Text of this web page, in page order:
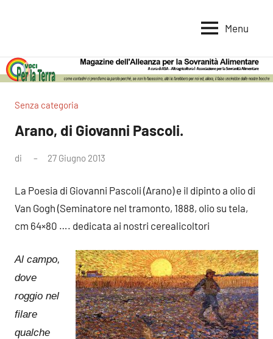
per
la
Terra
per
la
Alimentare
Menu
Senza categoria
Arano, di Giovanni Pascoli.
di 27 Giugno 2013
La Poesia di Giovanni Pascoli (Arano) e il dipinto a olio di
Van Gogh (Seminatore nel tramonto, 1888, olio su tela,
cm 64×80 …. dedicata ai nostri cerealicoltori
Al campo,
dove
roggio nel
filare
qualche